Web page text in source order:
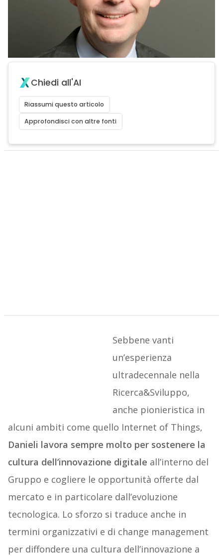
Chiedi all'AI
Riassumi questo articolo
Approfondisci con altre fonti
Sebbene vanti
un’esperienza
ultradecennale nella
Ricerca&Sviluppo,
anche pionieristica in
alcuni ambiti come quello Internet of Things,
Danieli lavora sempre molto per sostenere la
cultura dell’innovazione digitale all’interno del
Gruppo e cogliere le opportunità offerte dal
mercato e in particolare dall’evoluzione
tecnologica. Lo sforzo si traduce anche in
termini organizzativi e di change management
per diffondere una cultura dell’innovazione a